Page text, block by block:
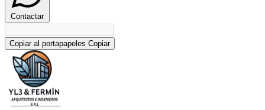
Contactar
Copiar al portapapeles Copiar